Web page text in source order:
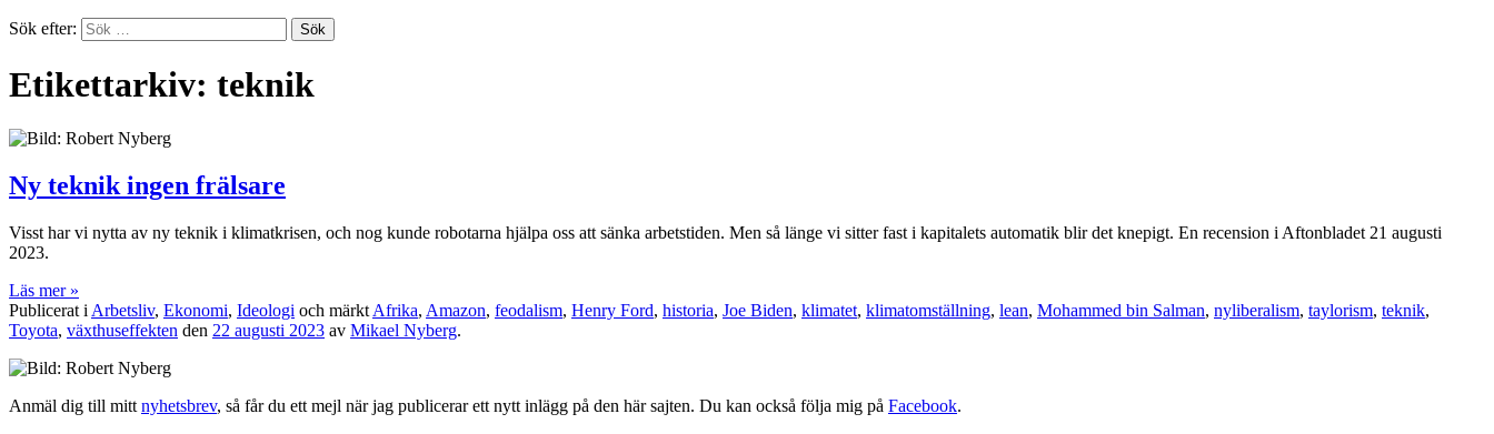
Sök efter:
Etikettarkiv: teknik
Ny teknik ingen frälsare
Visst har vi nytta av ny teknik i klimatkrisen, och nog kunde robotarna hjälpa oss att sänka arbetstiden. Men så länge vi sitter fast i kapitalets automatik blir det knepigt. En recension i Aftonbladet 21 augusti
2023.
Läs mer »
Publicerat i Arbetsliv, Ekonomi, Ideologi och märkt Afrika, Amazon, feodalism, Henry Ford, historia, Joe Biden, klimatet, klimatomställning, lean, Mohammed bin Salman, nyliberalism, taylorism, teknik,
Toyota, växthuseffekten den 22 augusti 2023 av Mikael Nyberg.
Anmäl dig till mitt nyhetsbrev, så får du ett mejl när jag publicerar ett nytt inlägg på den här sajten. Du kan också följa mig på Facebook.